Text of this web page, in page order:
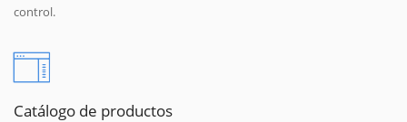
control.
Catálogo de productos